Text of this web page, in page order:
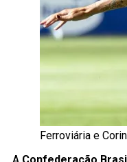
Ferroviária e